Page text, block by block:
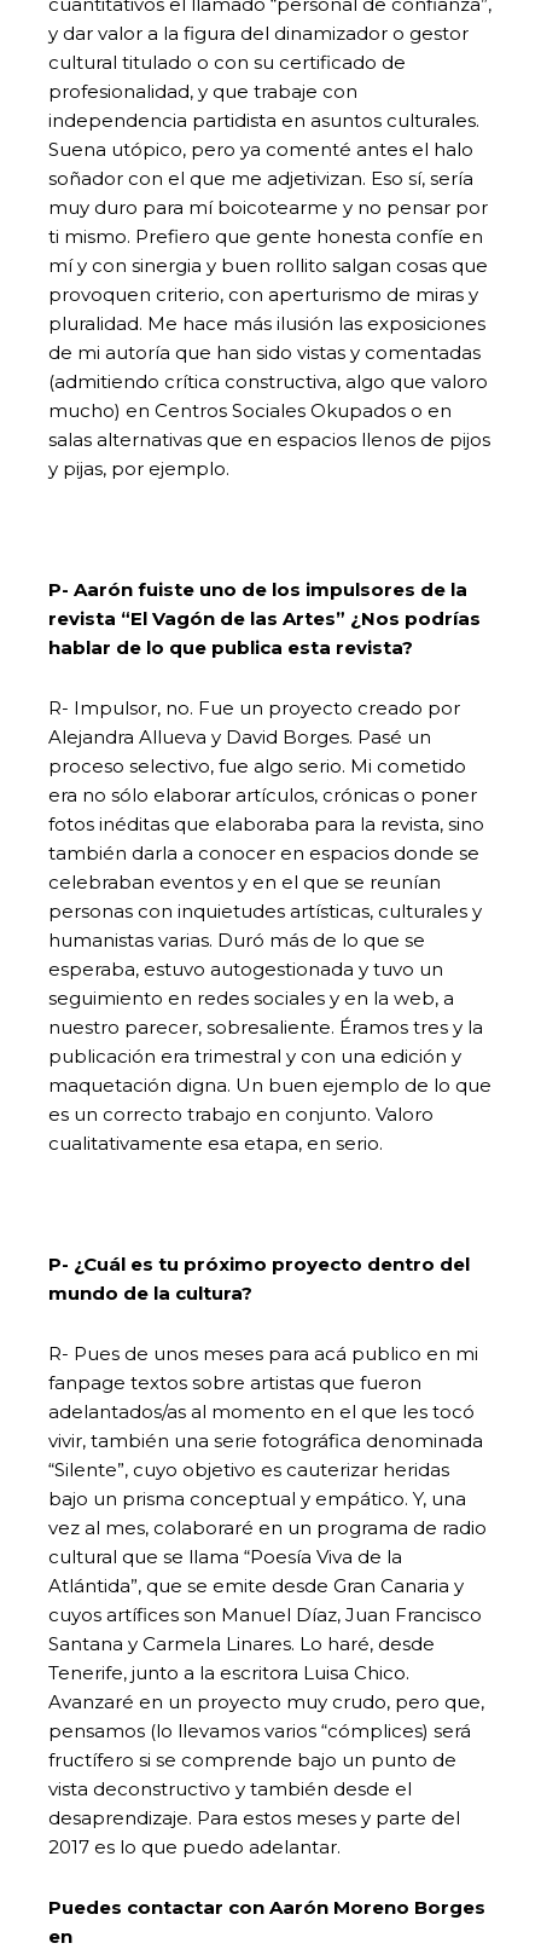
y dar valor a la figura del dinamizador o gestor
cultural titulado o con su certificado de
profesionalidad, y que trabaje con
independencia partidista en asuntos culturales.
Suena utópico, pero ya comenté antes el halo
soñador con el que me adjetivizan. Eso sí, sería
muy duro para mí boicotearme y no pensar por
ti mismo. Prefiero que gente honesta confíe en
mí y con sinergia y buen rollito salgan cosas que
provoquen criterio, con aperturismo de miras y
pluralidad. Me hace más ilusión las exposiciones
de mi autoría que han sido vistas y comentadas
(admitiendo crítica constructiva, algo que valoro
mucho) en Centros Sociales Okupados o en
salas alternativas que en espacios llenos de pijos
y pijas, por ejemplo.
P- Aarón fuiste uno de los impulsores de la
revista “El Vagón de las Artes” ¿Nos podrías
hablar de lo que publica esta revista?
R- Impulsor, no. Fue un proyecto creado por
Alejandra Allueva y David Borges. Pasé un
proceso selectivo, fue algo serio. Mi cometido
era no sólo elaborar artículos, crónicas o poner
fotos inéditas que elaboraba para la revista, sino
también darla a conocer en espacios donde se
celebraban eventos y en el que se reunían
personas con inquietudes artísticas, culturales y
humanistas varias. Duró más de lo que se
esperaba, estuvo autogestionada y tuvo un
seguimiento en redes sociales y en la web, a
nuestro parecer, sobresaliente. Éramos tres y la
publicación era trimestral y con una edición y
maquetación digna. Un buen ejemplo de lo que
es un correcto trabajo en conjunto. Valoro
cualitativamente esa etapa, en serio.
P- ¿Cuál es tu próximo proyecto dentro del
mundo de la cultura?
R- Pues de unos meses para acá publico en mi
fanpage textos sobre artistas que fueron
adelantados/as al momento en el que les tocó
vivir, también una serie fotográfica denominada
“Silente”, cuyo objetivo es cauterizar heridas
bajo un prisma conceptual y empático. Y, una
vez al mes, colaboraré en un programa de radio
cultural que se llama “Poesía Viva de la
Atlántida”, que se emite desde Gran Canaria y
cuyos artífices son Manuel Díaz, Juan Francisco
Santana y Carmela Linares. Lo haré, desde
Tenerife, junto a la escritora Luisa Chico.
Avanzaré en un proyecto muy crudo, pero que,
pensamos (lo llevamos varios “cómplices) será
fructífero si se comprende bajo un punto de
vista deconstructivo y también desde el
desaprendizaje. Para estos meses y parte del
2017 es lo que puedo adelantar.
Puedes contactar con Aarón Moreno Borges
en